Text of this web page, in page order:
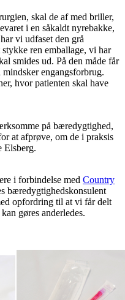
skal de af med briller,
i en såkaldt nyrebakke,
vi udfaset den grå
ren emballage, vi har
smides ud. På den måde får
engangsforbrug.
hvor patienten skal have
på bæredygtighed,
at afprøve, om de i praksis
Elsberg.
i forbindelse med Country
bæredygtighedskonsulent
opfordring til at vi får delt
gøres anderledes.